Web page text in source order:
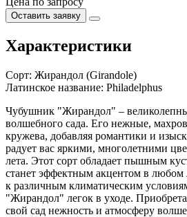
Оставить заявку
Характеристики
Сорт: Жирандол (Girandole)
Латинское название: Philadelphus
Чубушник "Жирандол" –
волшебного сада. Его нежные,
кружева, добавляя романтики и
радует вас яркими, многолетними
лета. Этот сорт обладает пышным
станет эффектным акцентом в
к различным климатическим
"Жирандол" легок в уходе.
свой сад нежность и атмосферу